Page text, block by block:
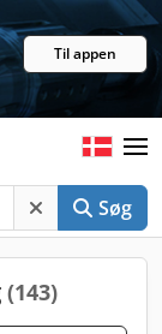
Til appen
Søg
(143)